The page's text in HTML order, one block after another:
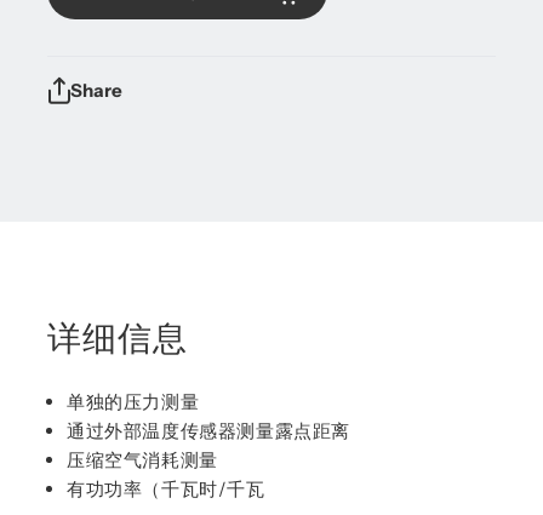
Share
详细信息
单独的压力测量
通过外部温度传感器测量露点距离
压缩空气消耗测量
有功功率（千瓦时/千瓦